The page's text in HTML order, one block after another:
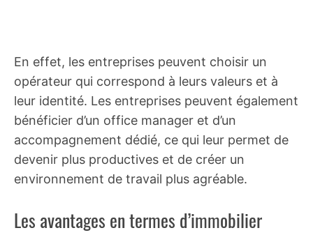
En effet, les entreprises peuvent choisir un
opérateur qui correspond à leurs valeurs et à
leur identité. Les entreprises peuvent également
bénéficier d’un office manager et d’un
accompagnement dédié, ce qui leur permet de
devenir plus productives et de créer un
environnement de travail plus agréable.
Les avantages en termes d’immobilier